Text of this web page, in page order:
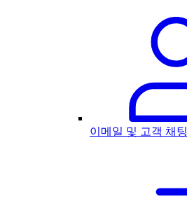
이메일 및 고객 채팅